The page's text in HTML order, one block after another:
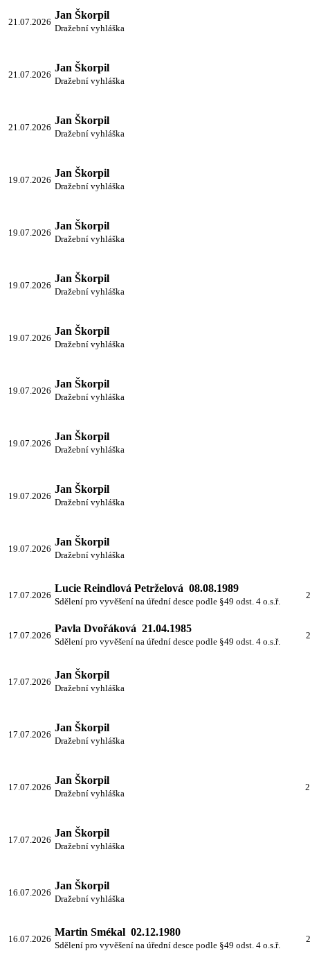
21.07.2026
Jan Škorpil
Dražební vyhláška
21.07.2026
Jan Škorpil
Dražební vyhláška
21.07.2026
Jan Škorpil
Dražební vyhláška
19.07.2026
Jan Škorpil
Dražební vyhláška
19.07.2026
Jan Škorpil
Dražební vyhláška
19.07.2026
Jan Škorpil
Dražební vyhláška
19.07.2026
Jan Škorpil
Dražební vyhláška
19.07.2026
Jan Škorpil
Dražební vyhláška
19.07.2026
Jan Škorpil
Dražební vyhláška
19.07.2026
Jan Škorpil
Dražební vyhláška
19.07.2026
Jan Škorpil
Dražební vyhláška
17.07.2026
Lucie Reindlová Petrželová 08.08.1989
Sdělení pro vyvěšení na úřední desce podle §49 odst. 4 o.s.ř.
17.07.2026
Pavla Dvořáková 21.04.1985
Sdělení pro vyvěšení na úřední desce podle §49 odst. 4 o.s.ř.
17.07.2026
Jan Škorpil
Dražební vyhláška
17.07.2026
Jan Škorpil
Dražební vyhláška
17.07.2026
Jan Škorpil
Dražební vyhláška
17.07.2026
Jan Škorpil
Dražební vyhláška
16.07.2026
Jan Škorpil
Dražební vyhláška
16.07.2026
Martin Smékal 02.12.1980
Sdělení pro vyvěšení na úřední desce podle §49 odst. 4 o.s.ř.